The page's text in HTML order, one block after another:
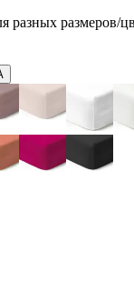
разных размеров/